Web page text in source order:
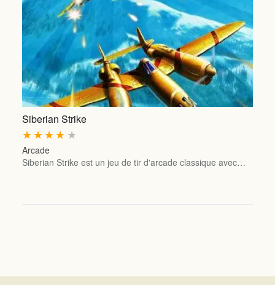
Siberian Strike
★
★
★
★
★
Arcade
Siberian Strike est un jeu de tir d'arcade classique avec…